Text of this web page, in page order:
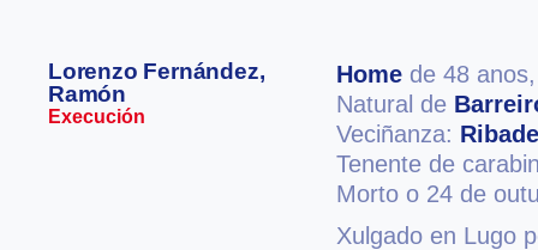
Lorenzo Fernández,
Ramón
Execución
Home de 48
Natural de
Veciñanza:
Tenente de
Morto o 24 de
Xulgado en Lugo